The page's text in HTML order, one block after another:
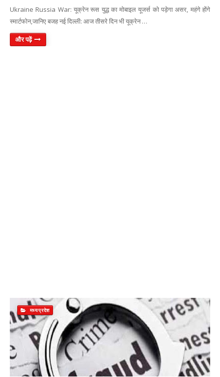
Ukraine Russia War: यूक्रेन रूस युद्ध का मोबाइल यूजर्स को पड़ेगा असर, महंगे होंगे
स्मार्टफोन,जानिए बजह नई दिल्ली: आज तीसरे दिन भी यूक्रेन …
और पढ़ें
मध्यप्रदेश